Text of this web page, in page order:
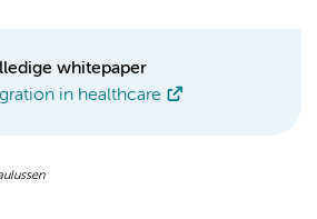
whitepaper
in healthcare